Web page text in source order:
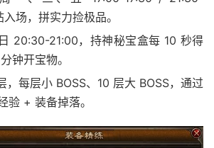
场，拼实力捡极品。
20:30-21:00，持神秘宝盒每 10 秒得
钟开宝物。
，每层小 BOSS、10 层大 BOSS，通过
验 + 装备掉落。